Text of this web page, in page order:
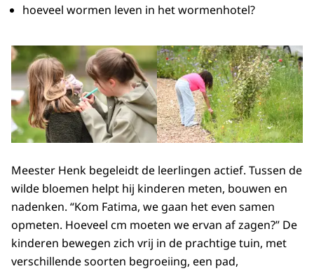
hoeveel wormen leven in het wormenhotel?
Meester Henk begeleidt de leerlingen actief. Tussen de
wilde bloemen helpt hij kinderen meten, bouwen en
nadenken. “Kom Fatima, we gaan het even samen
opmeten. Hoeveel cm moeten we ervan af zagen?” De
kinderen bewegen zich vrij in de prachtige tuin, met
verschillende soorten begroeiing, een pad,